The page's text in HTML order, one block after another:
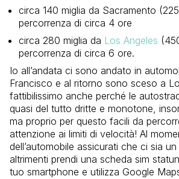
circa 140 miglia da Sacramento
percorrenza di circa 4 ore
circa 280 miglia da Los Angeles
percorrenza di circa 6 ore.
Io all’andata ci sono andato in
Francisco e al ritorno sono sceso a
fattibilissimo anche perché le
quasi del tutto dritte e monotone,
ma proprio per questo facili da
attenzione ai limiti di velocità! Al
dell’automobile assicurati che ci sia
altrimenti prendi una scheda sim
tuo smartphone e utilizza Google